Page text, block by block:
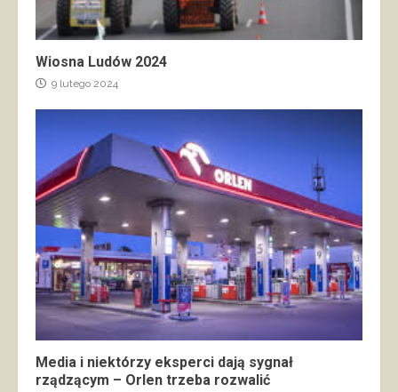
Wiosna Ludów 2024
9 lutego 2024
Media i niektórzy eksperci dają sygnał
rządzącym – Orlen trzeba rozwalić